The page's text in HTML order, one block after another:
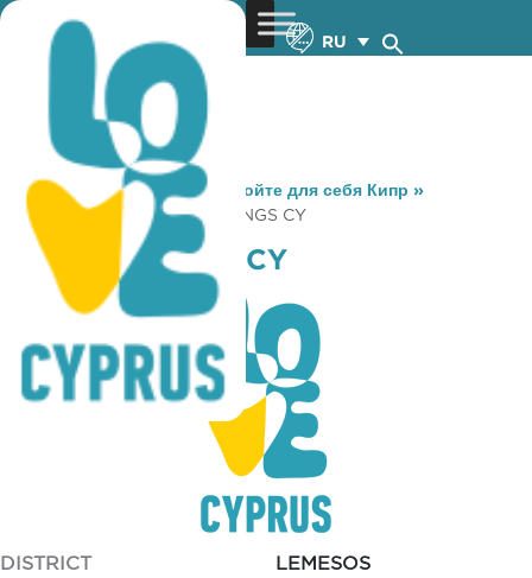
RU
You are here: Home »Откройте для себя Кипр »
Gastronomy
» THE SEABLINGS CY
THE SEABLINGS CY
DISTRICT
LEMESOS